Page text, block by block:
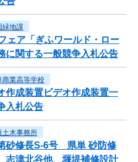
緑地課
ェア「ぎふワールド・ロー
に関する一般競争入札公告
商業高等学校
成装置ビデオ作成装置一
入札公告
土木事務所
砂修長S-6号 県単 砂防修
志津北谷他 堰堤補修設計